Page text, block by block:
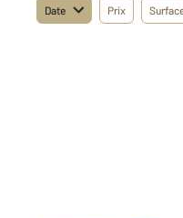
Date Prix